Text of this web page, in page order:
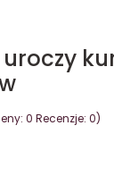
0 Recenzje: 0)